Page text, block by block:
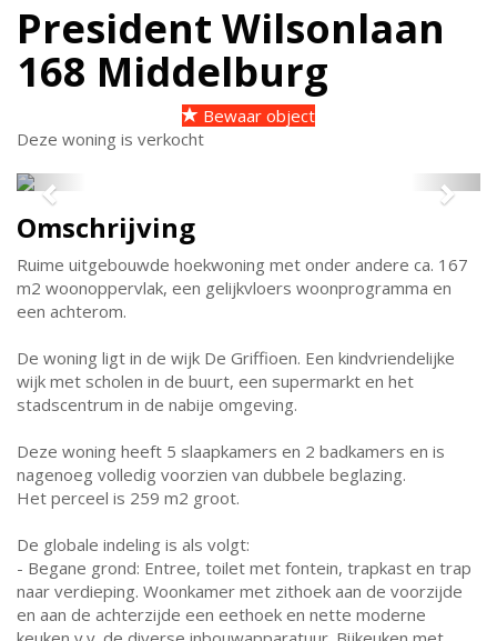
President Wilsonlaan
168 Middelburg
Bewaar object
Deze woning is verkocht
Previous Next
Omschrijving
Ruime uitgebouwde hoekwoning met onder andere ca. 167
m2 woonoppervlak, een gelijkvloers woonprogramma en
een achterom.
De woning ligt in de wijk De Griffioen. Een kindvriendelijke
wijk met scholen in de buurt, een supermarkt en het
stadscentrum in de nabije omgeving.
Deze woning heeft 5 slaapkamers en 2 badkamers en is
nagenoeg volledig voorzien van dubbele beglazing.
Het perceel is 259 m2 groot.
De globale indeling is als volgt:
- Begane grond: Entree, toilet met fontein, trapkast en trap
naar verdieping. Woonkamer met zithoek aan de voorzijde
en aan de achterzijde een eethoek en nette moderne